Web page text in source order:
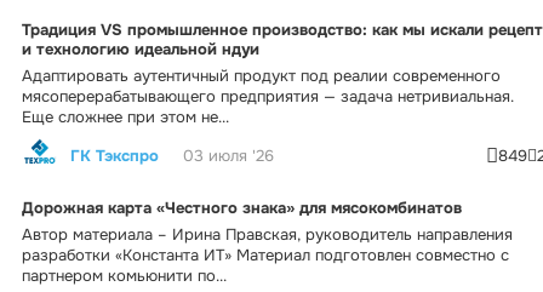
Традиция VS промышленное производство: как мы искали рецепт
и технологию идеальной ндуи
Адаптировать аутентичный продукт под реалии современного
мясоперерабатывающего предприятия — задача нетривиальная.
Еще сложнее при этом не...
ГК Тэкспро
03 июля '26 849
Дорожная карта «Честного знака» для мясокомбинатов
Автор материала – Ирина Правская, руководитель направления
разработки «Константа ИТ» Материал подготовлен совместно с
партнером комьюнити по...